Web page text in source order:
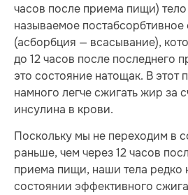
часов после приема пищи) тело
называемое постабсорбтивное
(асборбция — всасывание),
до 12 часов после последнего
это состояние натощак. В этот
намного легче сжигать жир за
инсулина в крови.
Поскольку мы не переходим в
раньше, чем через 12 часов
приема пищи, наши тела редко
состоянии эффективного